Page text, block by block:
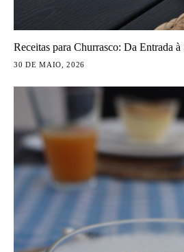
Receitas para Churrasco: Da Entrada à
30 DE MAIO, 2026